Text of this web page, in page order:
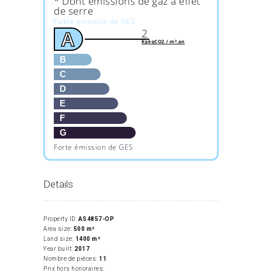
de serre
Faible émission de GES
A
B
C
D
E
F
G
Forte émission de GES
2
KgéqCO2 / m².an
Details
Property ID: AS4857-OP
Area size: 500 m²
Land size: 1400 m²
Year built: 2017
Nombre de pièces: 11
Prix hors honoraires: